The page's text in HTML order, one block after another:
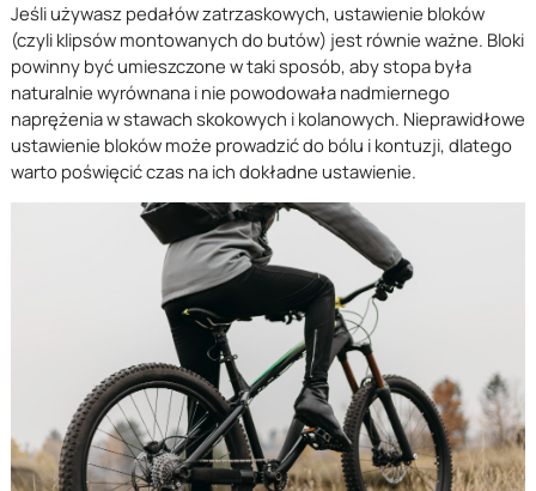
Jeśli używasz pedałów zatrzaskowych, ustawienie bloków
(czyli klipsów montowanych do butów) jest równie ważne. Bloki
powinny być umieszczone w taki sposób, aby stopa była
naturalnie wyrównana i nie powodowała nadmiernego
naprężenia w stawach skokowych i kolanowych. Nieprawidłowe
ustawienie bloków może prowadzić do bólu i kontuzji, dlatego
warto poświęcić czas na ich dokładne ustawienie.